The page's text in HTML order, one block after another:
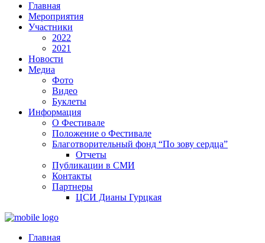
Главная
Мероприятия
Участники
2022
2021
Новости
Медиа
Фото
Видео
Буклеты
Информация
О Фестивале
Положение о Фестивале
Благотворительный фонд “По зову сердца”
Отчеты
Публикации в СМИ
Контакты
Партнеры
ЦСИ Дианы Гурцкая
Главная